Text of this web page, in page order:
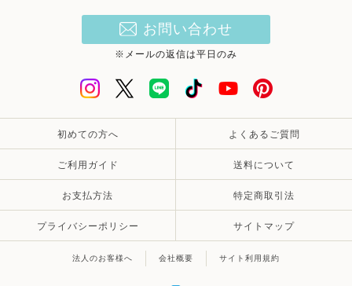
お問い合わせ
※メールの返信は平日のみ
初めての方へ よくあるご質問
ご利用ガイド 送料について
お支払方法 特定商取引法
プライバシーポリシー サイトマップ
法人のお客様へ 会社概要 サイト利用規約